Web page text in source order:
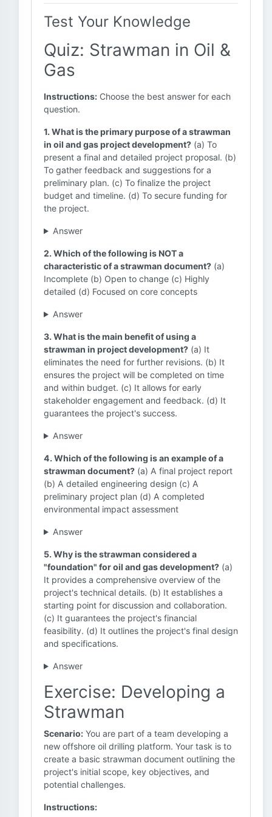
Test Your Knowledge
Quiz: Strawman in Oil &
Gas
Instructions: Choose the best answer for each
question.
1. What is the primary purpose of a strawman
in oil and gas project development? (a) To
present a final and detailed project proposal. (b)
To gather feedback and suggestions for a
preliminary plan. (c) To finalize the project
budget and timeline. (d) To secure funding for
the project.
Answer
2. Which of the following is NOT a
characteristic of a strawman document? (a)
Incomplete (b) Open to change (c) Highly
detailed (d) Focused on core concepts
Answer
3. What is the main benefit of using a
strawman in project development? (a) It
eliminates the need for further revisions. (b) It
ensures the project will be completed on time
and within budget. (c) It allows for early
stakeholder engagement and feedback. (d) It
guarantees the project's success.
Answer
4. Which of the following is an example of a
strawman document? (a) A final project report
(b) A detailed engineering design (c) A
preliminary project plan (d) A completed
environmental impact assessment
Answer
5. Why is the strawman considered a
"foundation" for oil and gas development? (a)
It provides a comprehensive overview of the
project's technical details. (b) It establishes a
starting point for discussion and collaboration.
(c) It guarantees the project's financial
feasibility. (d) It outlines the project's final design
and specifications.
Answer
Exercise: Developing a
Strawman
Scenario: You are part of a team developing a
new offshore oil drilling platform. Your task is to
create a basic strawman document outlining the
project's initial scope, key objectives, and
potential challenges.
Instructions: